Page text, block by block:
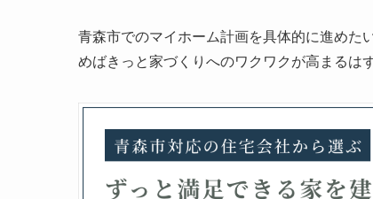
青森市でのマイホーム計画を具体的に進めた
めばきっと家づくりへのワクワクが高まるは